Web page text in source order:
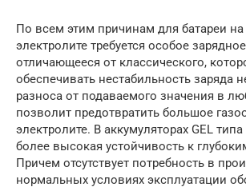
По всем этим причинам для батареи на
электролите требуется особое
отличающееся от классического,
обеспечивать нестабильность заряда
разноса от подаваемого значения в
позволит предотвратить большое
электролите. В аккумуляторах GEL
более высокая устойчивость к
Причем отсутствует потребность в
нормальных условиях эксплуатации